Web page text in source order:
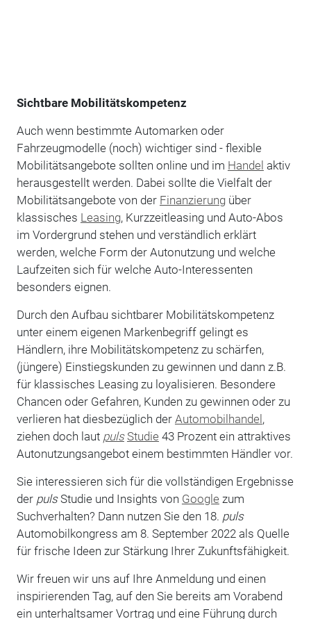
Sichtbare Mobilitätskompetenz
Auch wenn bestimmte Automarken oder
Fahrzeugmodelle (noch) wichtiger sind - flexible
Mobilitätsangebote sollten online und im Handel aktiv
herausgestellt werden. Dabei sollte die Vielfalt der
Mobilitätsangebote von der Finanzierungüber
klassisches Leasing, Kurzzeitleasing und Auto-Abos
im Vordergrund stehen und verständlich erklärt
werden, welche Form der Autonutzung und welche
Laufzeiten sich für welche Auto-Interessenten
besonders eignen.
Durch den Aufbau sichtbarer Mobilitätskompetenz
unter einem eigenen Markenbegriff gelingt es
Händlern, ihre Mobilitätskompetenz zu schärfen,
(jüngere) Einstiegskunden zu gewinnen und dann z.B.
für klassisches Leasing zu loyalisieren. Besondere
Chancen oder Gefahren, Kunden zu gewinnen oder zu
verlieren hat diesbezüglich der Automobilhandel,
ziehen doch laut puls Studie 43 Prozent ein attraktives
Autonutzungsangebot einem bestimmten Händler vor.
Sie interessieren sich für die vollständigen Ergebnisse
der pulsStudie und Insights von Google zum
Suchverhalten? Dann nutzen Sie den 18. puls
Automobilkongress am 8. September 2022 als Quelle
für frische Ideen zur Stärkung Ihrer Zukunftsfähigkeit.
Wir freuen wir uns auf Ihre Anmeldung und einen
inspirierenden Tag, auf den Sie bereits am Vorabend
ein unterhaltsamer Vortrag und eine Führung durch